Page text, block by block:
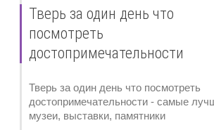
Тверь за один день что
посмотреть
достопримечательности
Тверь за один день что посмотреть
достопримечательности - самые
музеи, выставки, памятники